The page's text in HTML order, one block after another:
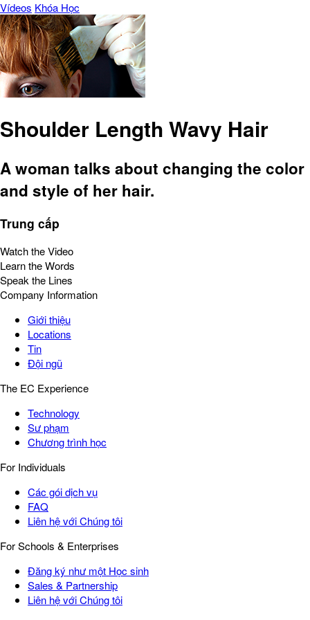
Vídeos Khóa Học
Shoulder Length Wavy Hair
A woman talks about changing the color
and style of her hair.
Trung cấp
Watch the Video
Learn the Words
Speak the Lines
Company Information
Giới thiệu
Locations
Tin
Đội ngũ
The EC Experience
Technology
Sư phạm
Chương trình học
For Individuals
Các gói dịch vụ
FAQ
Liên hệ với Chúng tôi
For Schools & Enterprises
Đăng ký như một Học sinh
Sales & Partnership
Liên hệ với Chúng tôi